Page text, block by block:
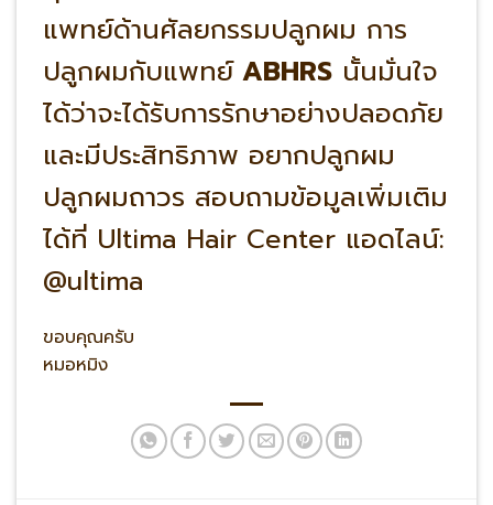
แพทย์ด้านศัลยกรรมปลูกผม การ
ปลูกผมกับแพทย์ABHRSนั้นมั่นใจ
ได้ว่าจะได้รับการรักษาอย่างปลอดภัย
และมีประสิทธิภาพ อยากปลูกผม
ปลูกผมถาวร สอบถามข้อมูลเพิ่มเติม
ได้ที่ Ultima Hair Center แอดไลน์:
@ultima
ขอบคุณครับ
หมอหมิง